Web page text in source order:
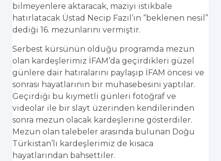
bilmeyenlere aktaracak, maziyi istikbale
hatırlatacak Üstad Necip Fazıl’ın “beklenen nesil”
dediği 16. mezunlarını vermiştir.
Serbest kürsünün olduğu programda mezun
olan kardeşlerimiz İFAM’da geçirdikleri güzel
günlere dair hatıralarını paylaşıp İFAM öncesi ve
sonrası hayatlarının bir muhasebesini yaptılar.
Geçirdiği bu kıymetli günleri fotoğraf ve
videolar ile bir slayt üzerinden kendilerinden
sonra mezun olacak kardeşlerine gösterdiler.
Mezun olan talebeler arasında bulunan Doğu
Türkistan’lı kardeşlerimiz de kısaca
hayatlarından bahsettiler.